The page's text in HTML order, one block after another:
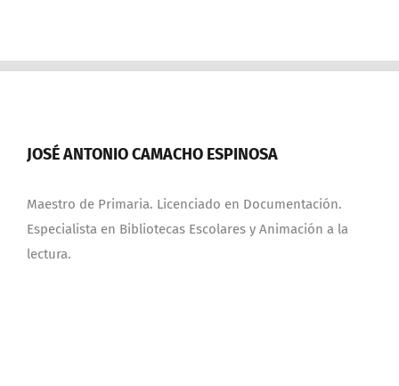
JOSÉ ANTONIO CAMACHO ESPINOSA
Maestro de Primaria. Licenciado en Documentación.
Especialista en Bibliotecas Escolares y Animación a la
lectura.